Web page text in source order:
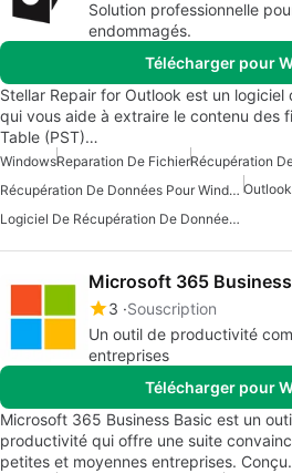
Solution professionnelle
endommagés.
Télécharger pour
Stellar Repair for Outlook est un
qui vous aide à extraire le contenu des
Table (PST)…
WindowsReparation De FichierRécupération
Récupération De Données Pour Windows
Logiciel De Récupération De Données Pour Windows 7
Microsoft 365
3 Souscription
Un outil de productivité
entreprises
Télécharger pour
Microsoft 365 Business Basic est un
productivité qui offre une suite
petites et moyennes entreprises.